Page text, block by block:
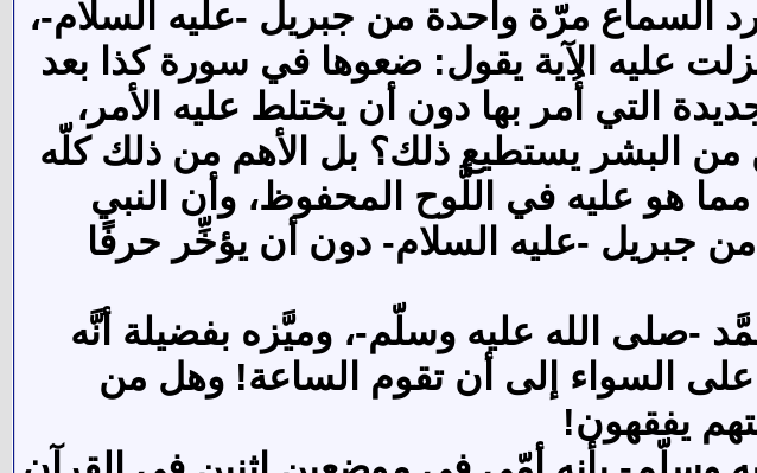
السماع مرّة واحدة من جبريل -عليه السلام-،
عليه الآية يقول: ضعوها في سورة كذا بعد
التي أُمر بها دون أن يختلط عليه الأمر،
من البشر يستطيع ذلك؟ بل الأهم من ذلك كلّه
هو عليه في اللَّوح المحفوظ، وأن النبي
جبريل -عليه السلام- دون أن يؤخِّر حرفًا
-صلى الله عليه وسلّم-، وميَّزه بفضيلة أنَّه
السواء إلى أن تقوم الساعة! وهل من
يفقهون!